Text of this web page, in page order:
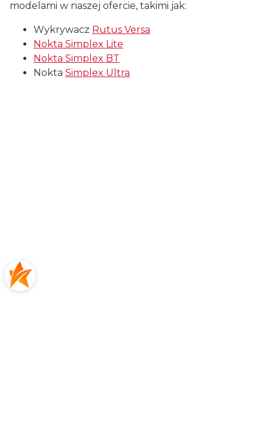
modelami w naszej ofercie, takimi jak:
Wykrywacz Rutus Versa
Nokta Simplex Lite
Nokta Simplex BT
Nokta Simplex Ultra
E-mail: